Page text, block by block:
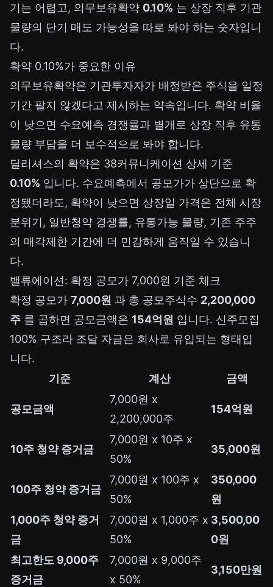
기는 어렵고, 의무보유확약 0.10% 는 상장 직후 기관
물량의 단기 매도 가능성을 따로 봐야 하는 숫자입니
다.
확약 0.10%가 중요한 이유
의무보유확약은 기관투자자가 배정받은 주식을 일정
기간 팔지 않겠다고 제시하는 약속입니다. 확약 비율
이 낮으면 수요예측 경쟁률과 별개로 상장 직후 유통
물량 부담을 더 보수적으로 봐야 합니다.
딜리셔스의 확약은 38커뮤니케이션 상세 기준
0.10% 입니다. 수요예측에서 공모가가 상단으로 확
정됐더라도, 확약이 낮으면 상장일 가격은 전체 시장
분위기, 일반청약 경쟁률, 유통가능 물량, 기존 주주
의 매각제한 기간에 더 민감하게 움직일 수 있습니
다.
밸류에이션: 확정 공모가 7,000원 기준 체크
확정 공모가 7,000원 과 총 공모주식수 2,200,000
주 를 곱하면 공모금액은 154억원 입니다. 신주모집
100% 구조라 조달 자금은 회사로 유입되는 형태입
니다.
기준
계산 금액
공모금액
7,000원 x
2,200,000주
154억원
10주 청약 증거금
7,000원 x 10주 x
50%
35,000원
100주 청약 증거금
7,000원 x 100주 x
50%
350,000
원
1,000주 청약 증거
금
7,000원 x 1,000주 x
50%
3,500,00
0원
최고한도 9,000주
증거금
7,000원 x 9,000주
x 50%
3,150만원